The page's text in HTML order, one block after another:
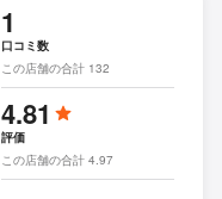
1
口コミ数
この店舗の合計 132
4.81
評価
この店舗の合計 4.97